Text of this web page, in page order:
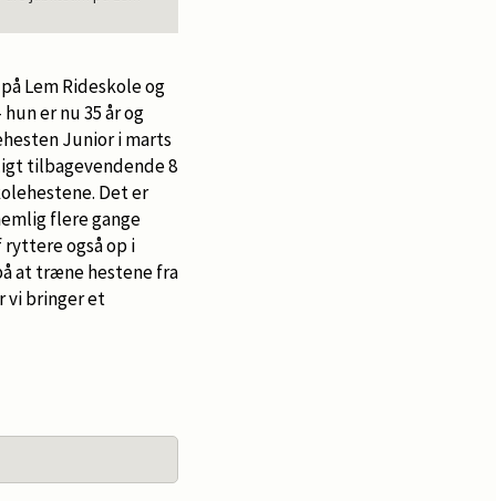
Lem Rideskole og
er nu 35 år og
Junior i marts
tilbagevendende 8
Det er
flere gange
ryttere også op i
at træne hestene fra
vi bringer et